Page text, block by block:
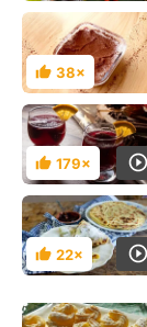
Hodnocení
38×
Hodnocení
179×
Hodnocení
22×